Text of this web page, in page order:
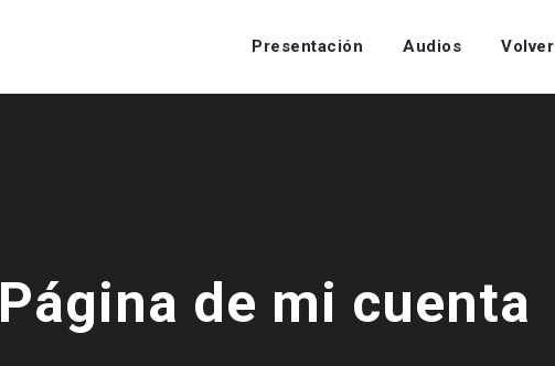
Presentación Audios
Página de mi cuenta